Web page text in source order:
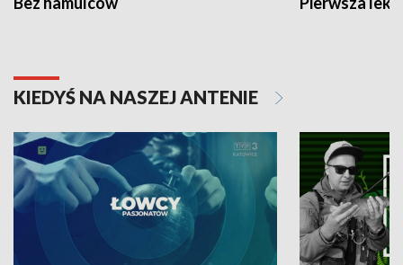
KIEDYŚ NA NASZEJ ANTENIE